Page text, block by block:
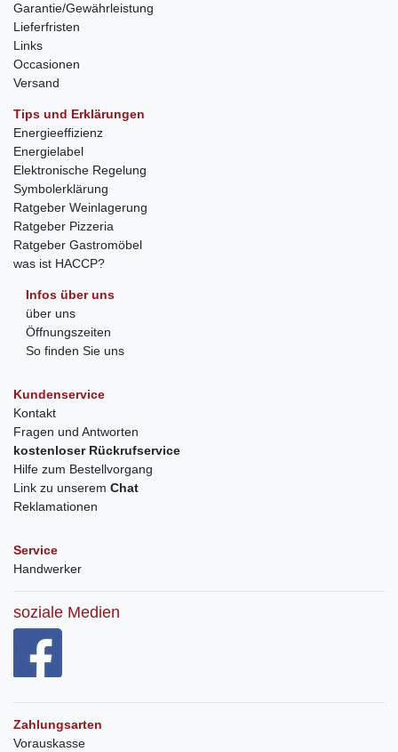
Garantie/Gewährleistung
Lieferfristen
Links
Occasionen
Versand
Tips und Erklärungen
Energieeffizienz
Energielabel
Elektronische Regelung
Symbolerklärung
Ratgeber Weinlagerung
Ratgeber Pizzeria
Ratgeber Gastromöbel
was ist HACCP?
Infos über uns
über uns
Öffnungszeiten
So finden Sie uns
Kundenservice
Kontakt
Fragen und Antworten
kostenloser Rückrufservice
Hilfe zum Bestellvorgang
Link zu unserem Chat
Reklamationen
Service
Handwerker
soziale Medien
Zahlungsarten
Vorauskasse